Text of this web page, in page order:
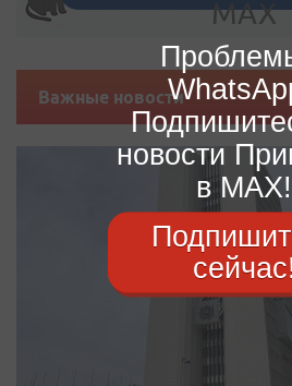
Важные новости
новости
в MAX!
сейчас!